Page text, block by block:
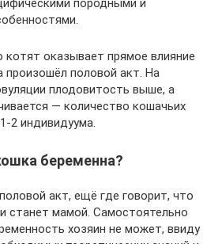
породными и
котят оказывает прямое влияние
произошёл половой акт. На
плодовитость выше, а
— количество кошачьих
2 индивидуума.
беременна?
акт, ещё где говорит, что
станет мамой. Самостоятельно
хозяин не может, ввиду